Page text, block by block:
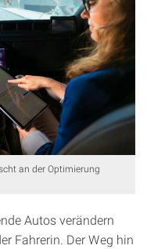
an der Optimierung
Autos verändern
Fahrerin. Der Weg hin